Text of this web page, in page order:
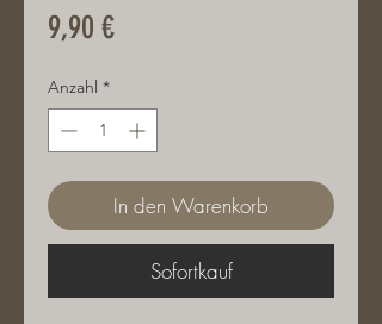
9,90 €Preis
Anzahl *
In den Warenkorb
Sofortkauf